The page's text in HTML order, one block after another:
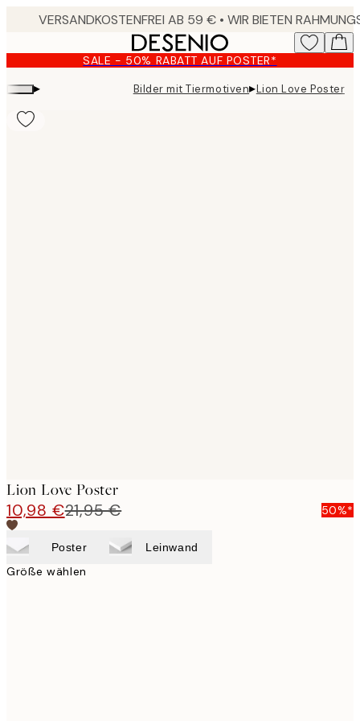
content.
SALE - 50% RABATT AUF POSTER*
▸ Bilder mit Tiermotiven▸Lion Love Poster
Lion Love Poster
10,98 €21,95 € 50%*
Poster Leinwand
Größe wählen